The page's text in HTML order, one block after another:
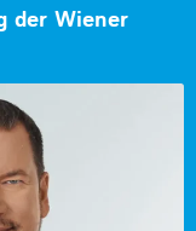
der Wiener